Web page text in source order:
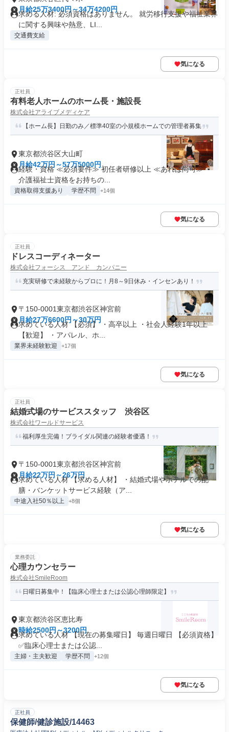
月給25万3400円～34万4200円
求める人材: 必須資格はありません。 就労移行支援や福祉業界
に関する興味や熱意、LI...
交通費支給
気になる
正社員
有料老人ホームのホーム長・施設長
株式会社アライブメディケア
【ホーム長】日勤のみ／標準40室の小規模ホームでの管理者募集
東京都渋谷区大山町
月給42万円～57万5000円
経験・資格 ≪必須要件≫ 初任者研修以上 ≪あれば尚可≫ ・
介護福祉士資格をお持ちの...
資格取得支援あり 学歴不問 +14個
気になる
正社員
ドレスコーディネーター
株式会社フォーシス アンド カンパニー
充実研修で未経験からプロに！月8～9日休み・インセンあり！
〒150-0001東京都渋谷区神宮前
月給27万6600円～30万円
求めている人材 【必須】 ・高卒以上 ・社会人経験1年以上
【歓迎】 ・アパレル、ホ...
業界未経験歓迎 +17個
気になる
正社員
結婚式場のサービススタッフ 渋谷区
株式会社ワールドサービス
福利厚生完備！ブライダル関連の経験者優遇！
〒150-0001東京都渋谷区神宮前
月給22万円～26万円
求めている人材 【求める人材】 ・結婚式場やホテルでの配
膳・バンケットサービス経験（ア...
中途入社50％以上 +8個
気になる
業務委託
心理カウンセラー
株式会社SmileRoom
日曜日募集中！【臨床心理士または公認心理師限定】
東京都渋谷区恵比寿
時給2500円～3200円
求めている人材 【現在の募集曜日】 毎週日曜日 【必須資格】
✅臨床心理士または公認...
主婦・主夫歓迎 学歴不問 +12個
気になる
正社員
保健師/健診施設/14463